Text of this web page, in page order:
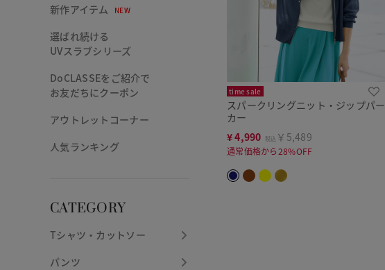
新作アイテム
NEW
選ばれ続ける
UVスラブシリーズ
DoCLASSEをご紹介で
お友だちにクーポン
アウトレットコーナー
人気ランキング
CATEGORY
Tシャツ・カットソー
パンツ
time sale
スパークリングニット・ジップパー
カー
¥4,990 税込 ￥5,489
通常価格から28%OFF